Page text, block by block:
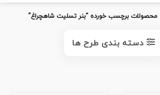
محصولات برچسب خورده “بنر تسلیت شاهچراغ”
دسته بندی طرح ها